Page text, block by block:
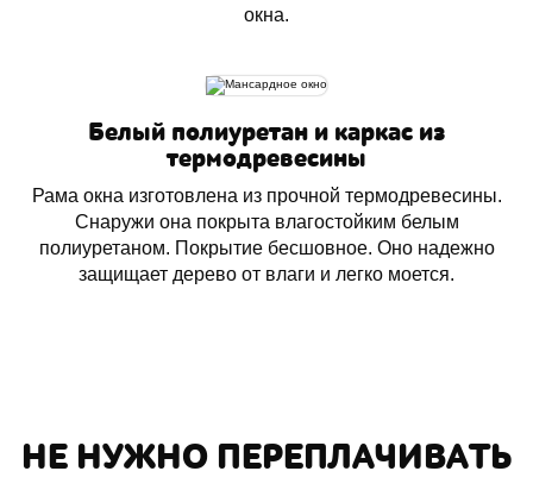
окна.
Белый полиуретан и каркас из
термодревесины
Рама окна изготовлена из прочной термодревесины.
Снаружи она покрыта влагостойким белым
полиуретаном. Покрытие бесшовное. Оно надежно
защищает дерево от влаги и легко моется.
НЕ НУЖНО ПЕРЕПЛАЧИВАТЬ